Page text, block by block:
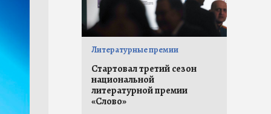
Литературные премии
Стартовал третий сезон
национальной
литературной премии
«Слово»